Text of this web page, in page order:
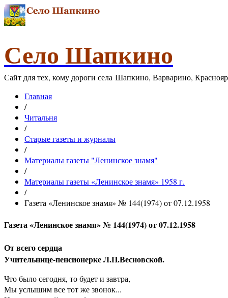
Село Шапкино
Сайт для тех, кому дороги села Шапкино, Варварино,
Главная
/
Читальня
/
Старые газеты и журналы
/
Материалы газеты "Ленинское знамя"
/
Материалы газеты «Ленинское знамя» 1958 г.
/
Газета «Ленинское знамя» № 144(1974) от 07.12.1958
Газета «Ленинское знамя» № 144(1974) от 07.12.1958
От всего сердца
Учительнице-пенсионерке Л.П.Весновской.
Что было сегодня, то будет и завтра,
Мы услышим все тот же звонок...